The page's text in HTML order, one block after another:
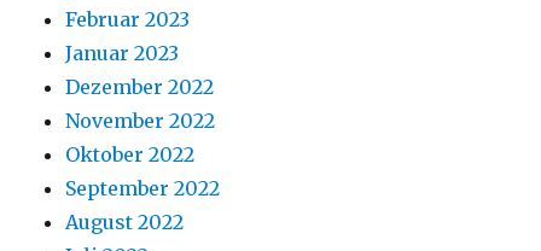
Februar 2023
Januar 2023
Dezember 2022
November 2022
Oktober 2022
September 2022
August 2022